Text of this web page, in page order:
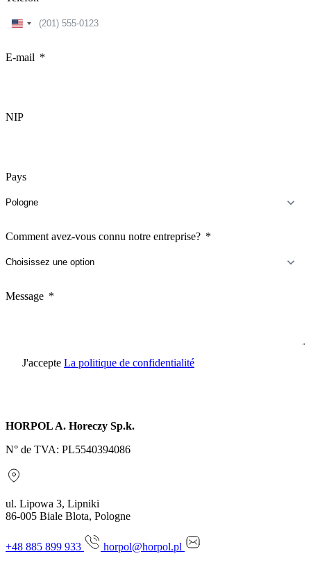
United
E-mail
NIP
Pays
Comment avez-vous connu notre entreprise?
Message
J'accepte La politique de confidentialité
HORPOL A. Horeczy Sp.k.
N° de TVA: PL5540394086
ul. Lipowa 3, Lipniki
86-005 Biale Blota, Pologne
+48 885 899 933 horpol@horpol.pl